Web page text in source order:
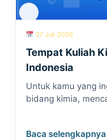
27 Juli 2026
Tempat Kuliah
Indonesia
Untuk kamu yang
bidang kimia,
Baca